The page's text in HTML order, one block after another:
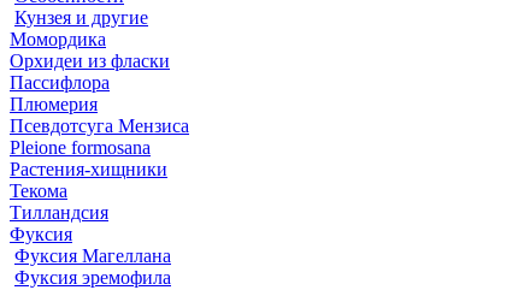
Кунзея и другие
Момордика
Орхидеи из фласки
Пассифлора
Плюмерия
Псевдотсуга Мензиса
Pleione formosana
Растения-хищники
Текома
Тилландсия
Фуксия
Фуксия Магеллана
Фуксия эремофила